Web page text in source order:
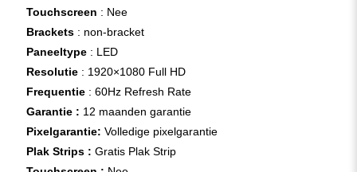
Touchscreen : Nee
Brackets : non-bracket
Paneeltype : LED
Resolutie : 1920×1080 Full HD
Frequentie : 60Hz Refresh Rate
Garantie : 12 maanden garantie
Pixelgarantie: Volledige pixelgarantie
Plak Strips : Gratis Plak Strip